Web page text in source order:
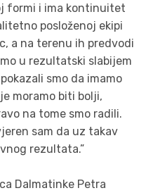
formi i ima kontinuitet
posloženoj ekipi
a na terenu ih predvodi
u rezultatski slabijem
smo da imamo
moramo biti bolji,
na tome smo radili.
sam da uz takav
rezultata.”
Dalmatinke Petra